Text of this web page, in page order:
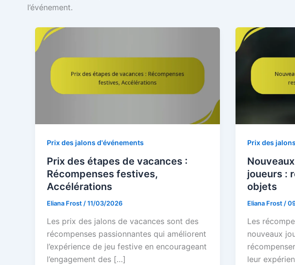
l’événement.
Prix des jalons d'événements
Prix des étapes de vacances :
Récompenses festives,
Accélérations
Eliana Frost /11/03/2026
Les prix des jalons de vacances sont des
récompenses passionnantes qui améliorent
l’expérience de jeu festive en encourageant
l’engagement des […]
Prix des
joueurs :
objets
Eliana Frost /
Les
nouveaux
leur